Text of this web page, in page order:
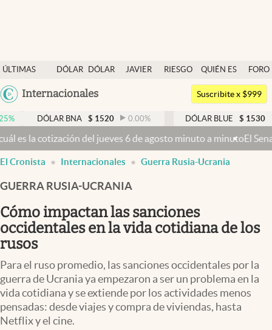
ÚLTIMAS
NOTICIAS
DÓLAR
DÓLAR
JAVIER
RIESGO
QUIÉN ES
QUIÉN
FORO
Argentina
México
Colombia
Internacionales
Dólar
Members
Economía y Política
Finanzas y Mercados
Mercados Online
Negocios
Columnistas
Otras secciones
Infotechnology
Clase
Clima
Suscribite x $999
BNA $ 1520 0.00% DÓLAR BLUE $ 1530 -0.65%
6 de agosto minuto a minutoEl Senado busca aprobar la
El Cronista Internacionales Guerra Rusia-Ucrania
GUERRA RUSIA-UCRANIA
Cómo impactan las sanciones
occidentales en la vida cotidiana de los
rusos
Para el ruso promedio, las sanciones occidentales por la
guerra de Ucrania ya empezaron a ser un problema en la
vida cotidiana y se extiende por los actividades menos
pensadas: desde viajes y compra de viviendas, hasta
Netflix y el cine.